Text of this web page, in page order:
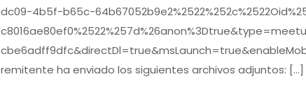
dc09-4b5f-b65c-
remitente ha enviado los siguientes archivos adjuntos: […]